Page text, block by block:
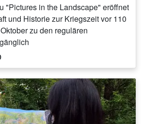
"Pictures in the Landscape" eröffnet
und Historie zur Kriegszeit vor 110
zu den regulären